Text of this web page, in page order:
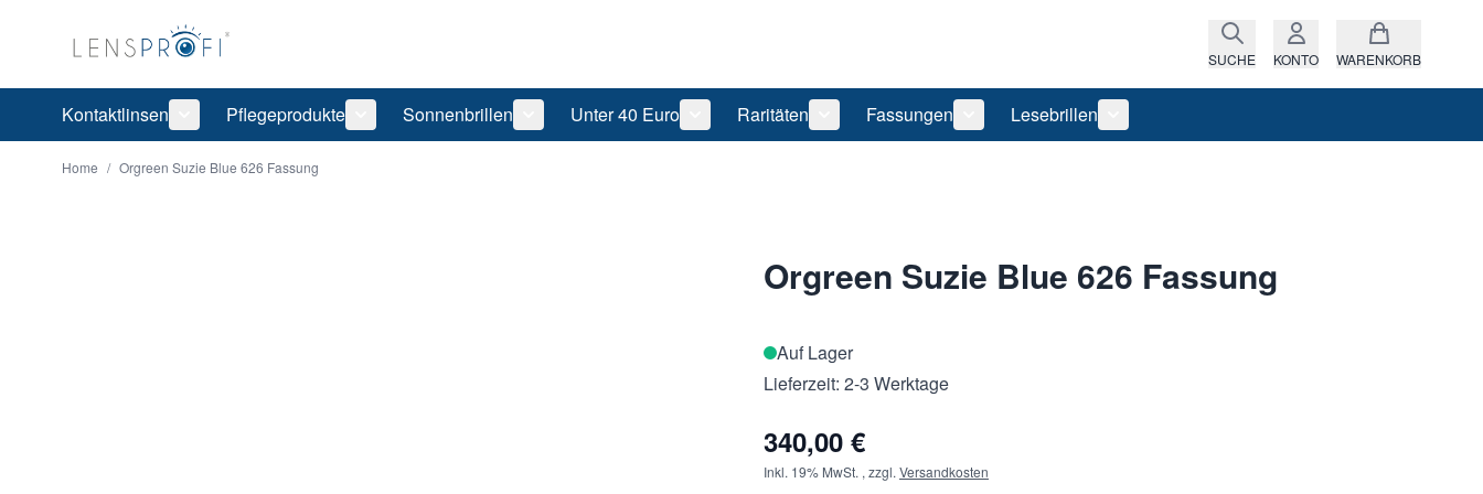
SUCHE KONTO WARENKORB
Kontaktlinsen
Untermenü für Kategorie Kontaktlinsen anzeigen
Pflegeprodukte
Untermenü für Kategorie Pflegeprodukte anzeigen
Sonnenbrillen
Untermenü für Kategorie Sonnenbrillen anzeigen
Unter 40 Euro
Untermenü für Kategorie Unter 40 Euro anzeigen
Raritäten
Untermenü für Kategorie Raritäten anzeigen
Fassungen
Untermenü für Kategorie Fassungen anzeigen
Lesebrillen
Untermenü für Kategorie Lesebrillen anzeigen
Home / Orgreen Suzie Blue 626 Fassung
Orgreen Suzie Blue 626 Fassung
Auf Lager
Lieferzeit: 2-3 Werktage
340,00 €
Inkl. 19% MwSt. , zzgl. Versandkosten